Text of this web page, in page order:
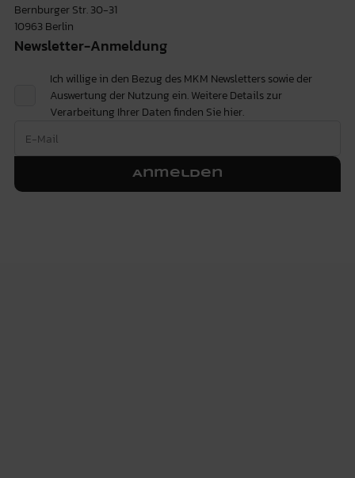
Bernburger Str. 30-31
10963 Berlin
Newsletter-Anmeldung
Ich willige in den Bezug des MKM Newsletters sowie der
Auswertung der Nutzung ein. Weitere Details zur
Verarbeitung Ihrer Daten finden Siehier.
Anmelden